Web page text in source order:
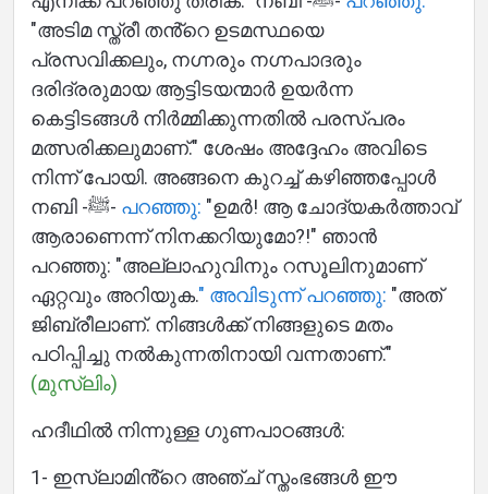
"അടിമ സ്ത്രീ തൻ്റെ ഉടമസ്ഥയെ
പ്രസവിക്കലും, നഗ്നരും നഗ്നപാദരും
ദരിദ്രരുമായ ആട്ടിടയന്മാർ ഉയർന്ന
കെട്ടിടങ്ങൾ നിർമ്മിക്കുന്നതിൽ പരസ്പരം
മത്സരിക്കലുമാണ്." ശേഷം അദ്ദേഹം അവിടെ
നിന്ന് പോയി. അങ്ങനെ കുറച്ച് കഴിഞ്ഞപ്പോൾ
നബി -ﷺ- പറഞ്ഞു: "ഉമർ! ആ ചോദ്യകർത്താവ്
ആരാണെന്ന് നിനക്കറിയുമോ?!" ഞാൻ
പറഞ്ഞു: "അല്ലാഹുവിനും റസൂലിനുമാണ്
ഏറ്റവും അറിയുക." അവിടുന്ന് പറഞ്ഞു: "അത്
ജിബ്രീലാണ്. നിങ്ങൾക്ക് നിങ്ങളുടെ മതം
പഠിപ്പിച്ചു നൽകുന്നതിനായി വന്നതാണ്."
(മുസ്ലിം)
ഹദീഥിൽ നിന്നുള്ള ഗുണപാഠങ്ങൾ:
1- ഇസ്ലാമിൻ്റെ അഞ്ച് സ്തംഭങ്ങൾ ഈ